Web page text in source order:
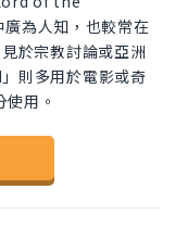
為人知，也較常在
於宗教討論或亞洲
則多用於電影或奇
用。